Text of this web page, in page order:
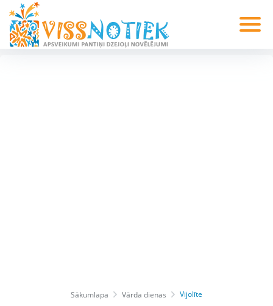
Sākumlapa Vārda dienas Vijolīte